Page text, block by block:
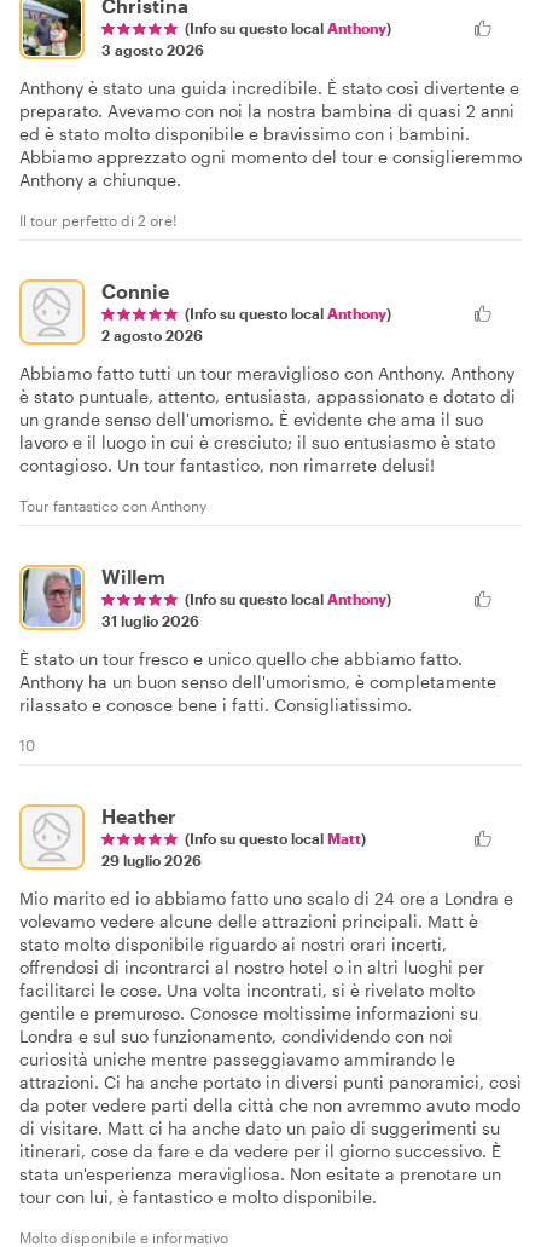
Christina
(Info su questo local Anthony)
3 agosto 2026
Anthony è stato una guida incredibile. È stato così divertente e
preparato. Avevamo con noi la nostra bambina di quasi 2 anni
ed è stato molto disponibile e bravissimo con i bambini.
Abbiamo apprezzato ogni momento del tour e consiglieremmo
Anthony a chiunque.
Il tour perfetto di 2 ore!
Connie
(Info su questo local Anthony)
2 agosto 2026
Abbiamo fatto tutti un tour meraviglioso con Anthony. Anthony
è stato puntuale, attento, entusiasta, appassionato e dotato di
un grande senso dell'umorismo. È evidente che ama il suo
lavoro e il luogo in cui è cresciuto; il suo entusiasmo è stato
contagioso. Un tour fantastico, non rimarrete delusi!
Tour fantastico con Anthony
Willem
(Info su questo local Anthony)
31 luglio 2026
È stato un tour fresco e unico quello che abbiamo fatto.
Anthony ha un buon senso dell'umorismo, è completamente
rilassato e conosce bene i fatti. Consigliatissimo.
10
Heather
(Info su questo local Matt)
29 luglio 2026
Mio marito ed io abbiamo fatto uno scalo di 24 ore a Londra e
volevamo vedere alcune delle attrazioni principali. Matt è
stato molto disponibile riguardo ai nostri orari incerti,
offrendosi di incontrarci al nostro hotel o in altri luoghi per
facilitarci le cose. Una volta incontrati, si è rivelato molto
gentile e premuroso. Conosce moltissime informazioni su
Londra e sul suo funzionamento, condividendo con noi
curiosità uniche mentre passeggiavamo ammirando le
attrazioni. Ci ha anche portato in diversi punti panoramici, così
da poter vedere parti della città che non avremmo avuto modo
di visitare. Matt ci ha anche dato un paio di suggerimenti su
itinerari, cose da fare e da vedere per il giorno successivo. È
stata un'esperienza meravigliosa. Non esitate a prenotare un
tour con lui, è fantastico e molto disponibile.
Molto disponibile e informativo